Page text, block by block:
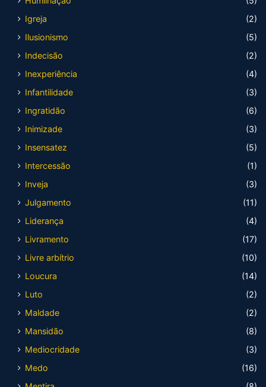
Igreja
(2)
Ilusionismo
(5)
Indecisão
(2)
Inexperiência
(4)
Infantilidade
(3)
Ingratidão
(6)
Inimizade
(3)
Insensatez
(5)
Intercessão
(1)
Inveja
(3)
Julgamento
(11)
Liderança
(4)
Livramento
(17)
Livre arbítrio
(10)
Loucura
(14)
Luto
(2)
Maldade
(2)
Mansidão
(8)
Mediocridade
(3)
Medo
(16)